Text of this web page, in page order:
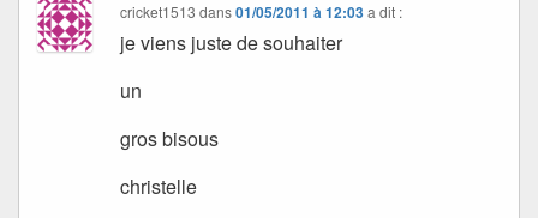
cricket1513 dans01/05/2011 à 12:03 a dit :
je viens juste de souhaiter
un
gros bisous
christelle